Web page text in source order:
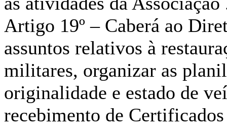
Artigo 19º – Caberá ao
assuntos relativos à
militares, organizar as
originalidade e estado de
recebimento de